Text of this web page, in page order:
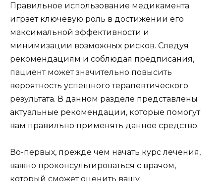
Правильное использование медикамента
играет ключевую роль в достижении его
максимальной эффективности и
минимизации возможных рисков. Следуя
рекомендациям и соблюдая предписания,
пациент может значительно повысить
вероятность успешного терапевтического
результата. В данном разделе представлены
актуальные рекомендации, которые помогут
вам правильно применять данное средство.
Во-первых, прежде чем начать курс лечения,
важно проконсультироваться с врачом,
который сможет оценить вашу